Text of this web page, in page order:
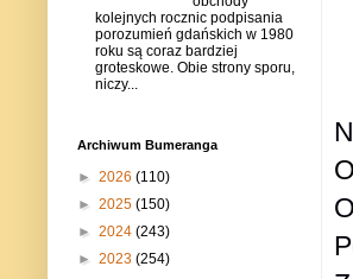
kolejnych rocznic podpisania
porozumień gdańskich w 1980
roku są coraz bardziej
groteskowe. Obie strony sporu,
niczy...
Archiwum Bumeranga
► 2026 (110)
► 2025 (150)
► 2024 (243)
► 2023 (254)